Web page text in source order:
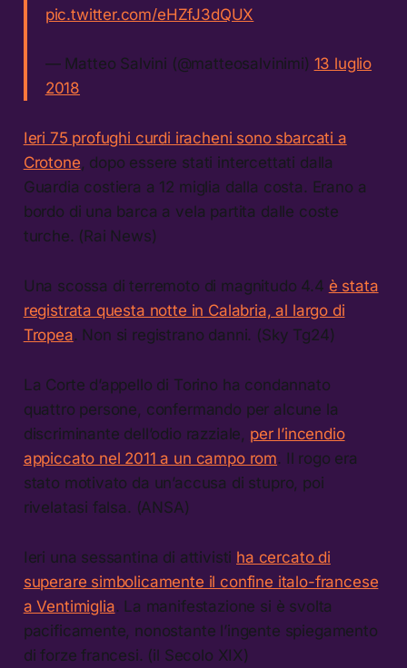
pic.twitter.com/eHZfJ3dQUX
— Matteo Salvini (@matteosalvinimi) 13 luglio
2018
Ieri 75 profughi curdi iracheni sono sbarcati a
Crotone , dopo essere stati intercettati dalla
Guardia costiera a 12 miglia dalla costa. Erano a
bordo di una barca a vela partita dalle coste
turche. (Rai News)
Una scossa di terremoto di magnitudo 4.4 è stata
registrata questa notte in Calabria, al largo di
Tropea. Non si registrano danni. (Sky Tg24)
La Corte d’appello di Torino ha condannato
quattro persone, confermando per alcune la
discriminante dell’odio razziale, per l’incendio
appiccato nel 2011 a un campo rom. Il rogo era
stato motivato da un’accusa di stupro, poi
rivelatasi falsa. (ANSA)
Ieri una sessantina di attivisti ha cercato di
superare simbolicamente il confine italo-francese
a Ventimiglia. La manifestazione si è svolta
pacificamente, nonostante l’ingente spiegamento
di forze francesi. (il Secolo XIX)